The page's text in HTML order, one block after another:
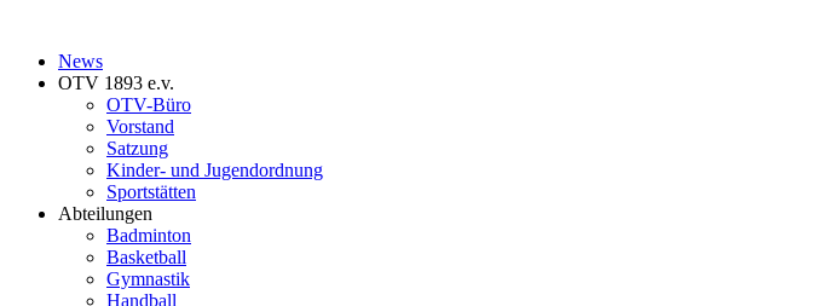
News
OTV 1893 e.v.
OTV-Büro
Vorstand
Satzung
Kinder- und Jugendordnung
Sportstätten
Abteilungen
Badminton
Basketball
Gymnastik
Handball